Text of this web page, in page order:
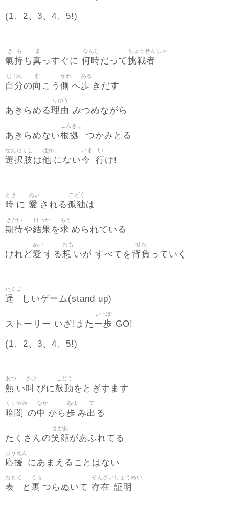
(1、2、3、4、5!)
氣
き
持
も
ち真
ま
っすぐに 何時
なんじ
だって挑戦者
ちょうせんしゃ
自分
じぶん
の向
む
こう 側
がわ
へ歩
ある
きだす
あきらめる理由
りゆう
みつめながら
あきらめない根拠
こんきょ
つかみとる
選択肢
せんたくし
は他
ほか
にない今
いま
行
い
け!
時
とき
に 愛
あい
される孤独
こどく
は
期待
きたい
や結果
けっか
を求
もと
められている
けれど愛
あい
する想
おも
いが すべてを背負
せお
っていく
逞
たくま
しいゲーム(stand up)
ストーリー いざ!また一歩
いっぽ
GO!
(1、2、3、4、5!)
熱
あつ
い叫
さけ
びに鼓動
こどう
をとぎすます
暗闇
くらやみ
の中
なか
から歩
あゆ
み出
で
る
たくさんの笑顔
えがお
があふれてる
応援
おうえん
にあまえることはない
表
おもて
と 裏
うら
つらぬいて 存在
そんざい
証明
しょうめい